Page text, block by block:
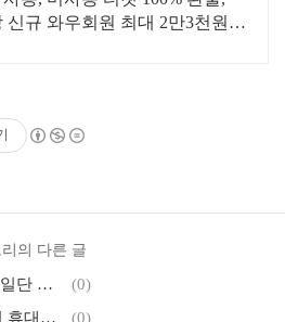
규 와우회원 최대 2만3천원
의 다른 글
갤럭시 서클 투 서치 기능 일단 한번 사용해 보세요!! <50대추천>
(0)
주민등록 등본 각종증명서 휴대폰으로 3분내 발급받기 <카톡>
(0)